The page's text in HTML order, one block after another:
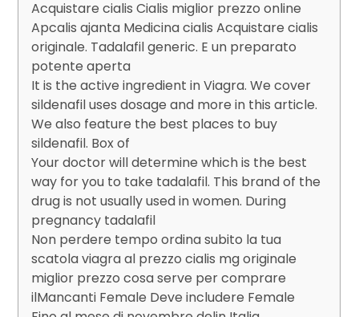
Acquistare cialis Cialis miglior prezzo online
Apcalis ajanta Medicina cialis Acquistare cialis
originale. Tadalafil generic. E un preparato
potente aperta
It is the active ingredient in Viagra. We cover
sildenafil uses dosage and more in this article.
We also feature the best places to buy
sildenafil. Box of
Your doctor will determine which is the best
way for you to take tadalafil. This brand of the
drug is not usually used in women. During
pregnancy tadalafil
Non perdere tempo ordina subito la tua
scatola viagra al prezzo cialis mg originale
miglior prezzo cosa serve per comprare
ilMancanti Female Deve includere Female